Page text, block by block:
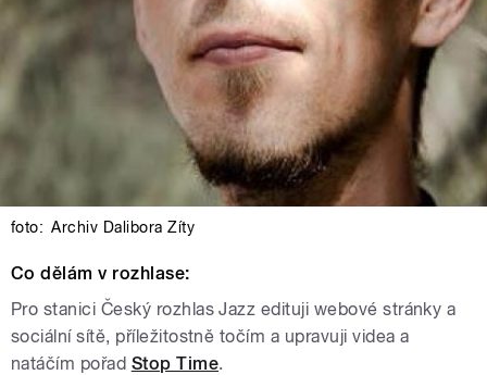
foto: Archiv Dalibora Zíty
Co dělám v rozhlase:
Pro stanici Český rozhlas Jazz edituji webové stránky a
sociální sítě, příležitostně točím a upravuji videa a
natáčím pořad Stop Time.